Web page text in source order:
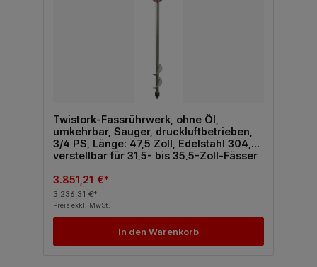
Twistork-Fassrührwerk, ohne Öl,
umkehrbar, Sauger, druckluftbetrieben,
3/4 PS, Länge: 47,5 Zoll, Edelstahl 304,
verstellbar für 31,5- bis 35,5-Zoll-Fässer
3.851,21 €*
3.236,31 €*
Preis exkl. MwSt.
In den Warenkorb